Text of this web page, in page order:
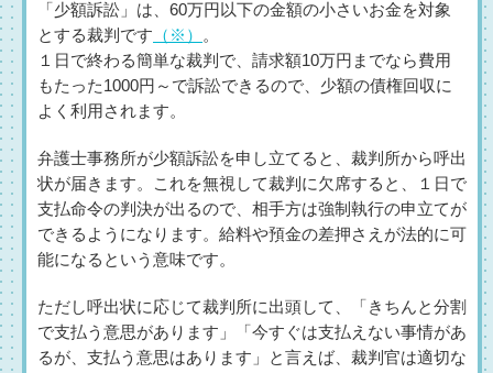
「少額訴訟」は、60万円以下の金額の小さいお金を対象
とする裁判です （※）
。
１日で終わる簡単な裁判で、請求額10万円までなら費用
もたった1000円～で訴訟できるので、少額の債権回収に
よく利用されます。
弁護士事務所が少額訴訟を申し立てると、裁判所から呼出
状が届きます。これを無視して裁判に欠席すると、１日で
支払命令の判決が出るので、相手方は強制執行の申立てが
できるようになります。給料や預金の差押さえが法的に可
能になるという意味です。
ただし呼出状に応じて裁判所に出頭して、「きちんと分割
で支払う意思があります」「今すぐは支払えない事情があ
るが、支払う意思はあります」と言えば、裁判官は適切な